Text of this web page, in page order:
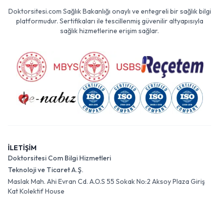
Doktorsitesi.com Sağlık Bakanlığı onaylı ve entegreli bir sağlık bilgi
platformudur. Sertifikaları ile tescillenmiş güvenilir altyapısıyla
sağlık hizmetlerine erişim sağlar.
İLETİŞİM
Doktorsitesi Com Bilgi Hizmetleri
Teknoloji ve Ticaret A.Ş.
Maslak Mah. Ahi Evran Cd. A.O.S 55 Sokak No:2 Aksoy Plaza Giriş
Kat Kolektif House